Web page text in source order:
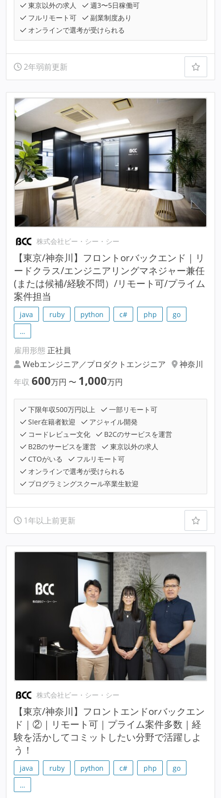
東京以外の求人
週3〜5日稼働可
フルリモート可
副業制度あり
オンラインで選考が受けられる
2年弱前更新
株式会社ビー・シー・シー
【東京/神奈川】フロントorバックエンド｜リ
ードクラス/エンジニアリングマネジャー兼任
(または候補/経験不問）/リモート可/プライム
案件担当
java ruby python c# php
go
…
雇用形態 正社員
Webエンジニア／プロダクトエンジニア
神奈川
年収 600万円 〜 1,000万円
下限年収500万円以上
一部リモート可
SIer在籍者歓迎
アジャイル開発
コードレビュー文化
B2Cのサービスを運営
B2Bのサービスを運営
東京以外の求人
CTOがいる
フルリモート可
オンラインで選考が受けられる
プログラミングスクール卒業生歓迎
1年以上前更新
株式会社ビー・シー・シー
【東京/神奈川】フロントエンドorバックエン
ド｜②｜リモート可｜プライム案件多数｜経
験を活かしてコミットしたい分野で活躍しよ
う！
java ruby python c# php
go
…